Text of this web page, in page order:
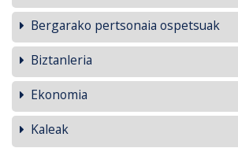
Bergarako pertsonaia ospetsuak
Biztanleria
Ekonomia
Kaleak